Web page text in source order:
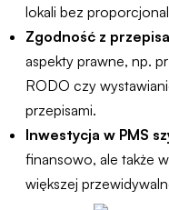
lokali bez
Zgodność z
aspekty prawne, np.
RODO czy
przepisami.
Inwestycja w PMS
finansowo, ale także
większej